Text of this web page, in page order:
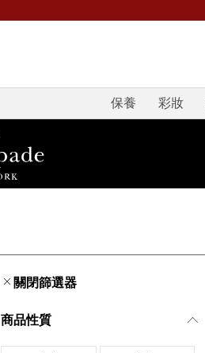
保養 彩妝
關閉篩選器
商品性質